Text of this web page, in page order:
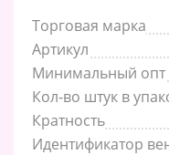
Торговая марка
Артикул
Минимальный опт
Кол-во штук в
Кратность
Идентификатор